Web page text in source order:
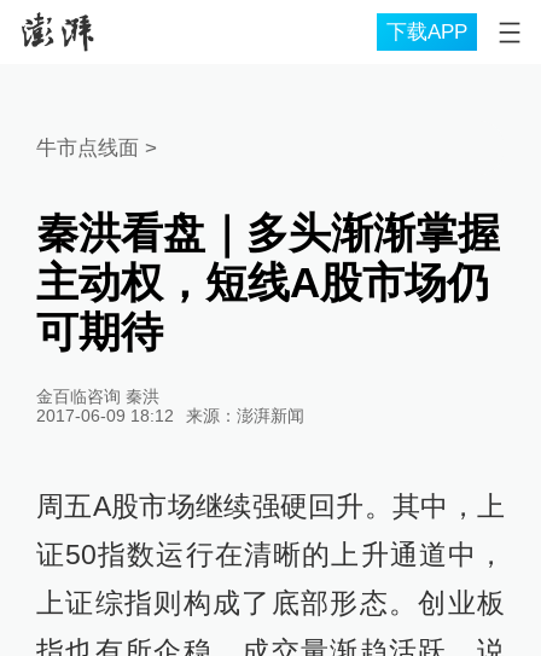
下载APP
牛市点线面>
秦洪看盘｜多头渐渐掌握
主动权，短线A股市场仍
可期待
金百临咨询 秦洪
2017-06-09 18:12
来源： 澎湃新闻
周五A股市场继续强硬回升。其中，上
证50指数运行在清晰的上升通道中，
上证综指则构成了底部形态。创业板